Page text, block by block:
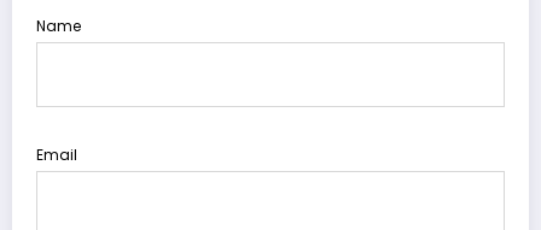
Name
Email